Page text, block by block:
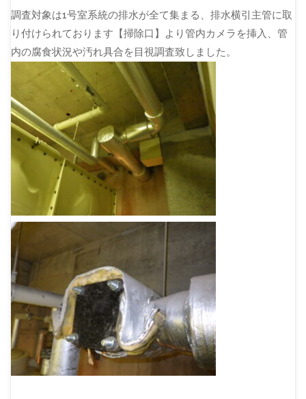
調査対象は1号室系統の排水が全て集まる、排水横引主管に取
り付けられております【掃除口】より管内カメラを挿入、管
内の腐食状況や汚れ具合を目視調査致しました。